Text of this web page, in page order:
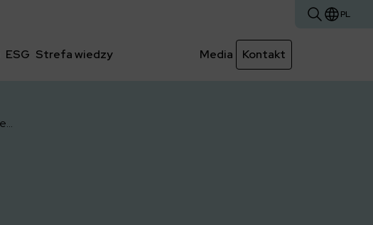
PL
ESG Strefa wiedzy Media Kontakt
Wykaz akcjonariuszy posiadających powyżej 5% głosów na Zwyczajnym Walnym Zgromadzeniu ELEKTROTIM S.A. w dniu 24.06.2021 r.